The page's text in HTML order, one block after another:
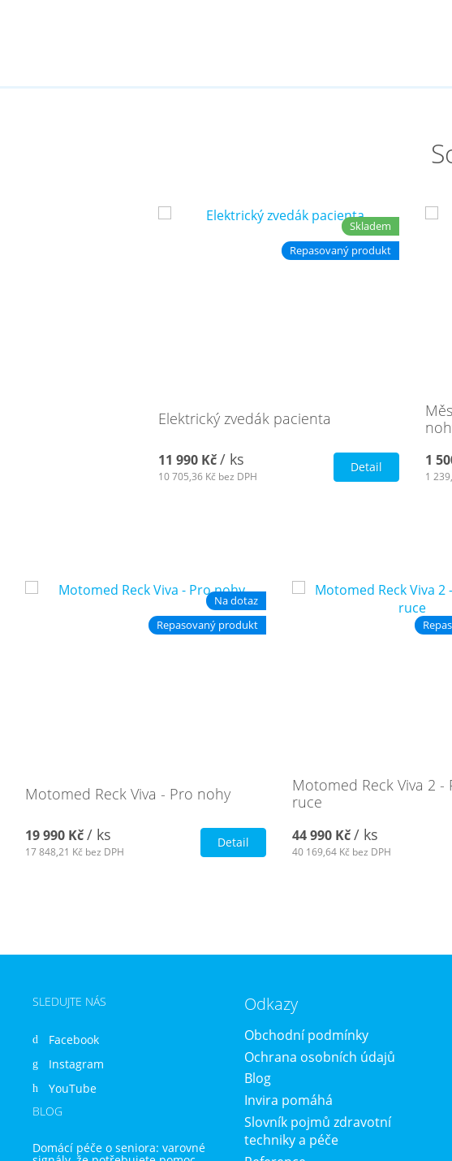
Skladem
Repasovaný produkt
Elektrický zvedák pacienta
11 990 Kč/ ks
10 705,36 Kč bez DPH
Detail 1
1
Na dotaz
Repasovaný produkt
Motomed Reck Viva - Pro nohy
19 990 Kč/ ks
17 848,21 Kč bez DPH
Detail
Motomed Reck Viva 2 -
ruce
44 990 Kč / ks
40 169,64 Kč bez DPH
SLEDUJTE NÁS
Facebook
Instagram
YouTube
BLOG
Domácí péče o seniora: varovné
Odkazy
Obchodní podmínky
Ochrana osobních údajů
Blog
Invira pomáhá
Slovník pojmů zdravotní
techniky a péče